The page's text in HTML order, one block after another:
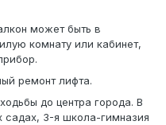
может быть в
комнату или кабинет,
ремонт лифта.
до центра города. В
садах, 3-я школа-гимназия